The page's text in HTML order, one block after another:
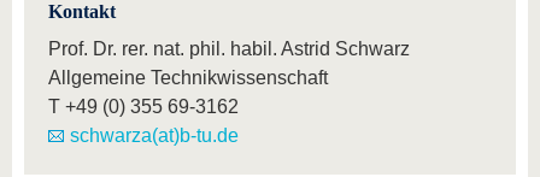
Kontakt
Prof. Dr. rer. nat. phil. habil. Astrid Schwarz
Allgemeine Technikwissenschaft
T +49 (0) 355 69-3162
schwarza(at)b-tu.de